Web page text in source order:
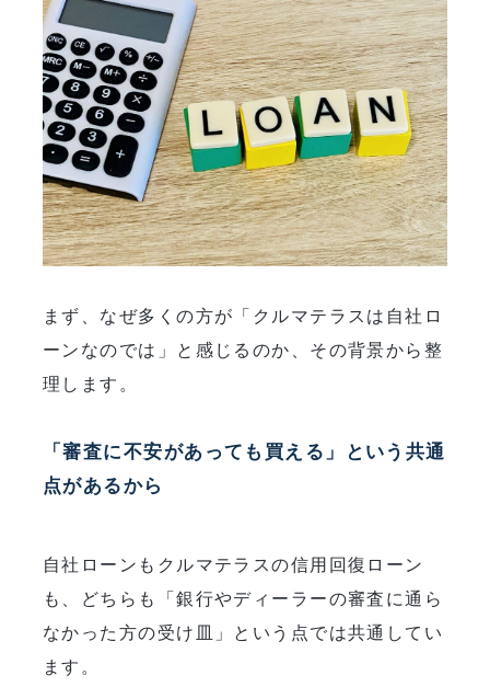
まず、なぜ多くの方が「クルマテラスは自社ロ
ーンなのでは」と感じるのか、その背景から整
理します。
「審査に不安があっても買える」という共通
点があるから
自社ローンもクルマテラスの信用回復ローン
も、どちらも「銀行やディーラーの審査に通ら
なかった方の受け皿」という点では共通してい
ます。